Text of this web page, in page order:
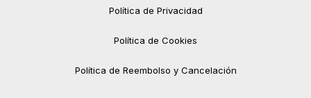
Política de Privacidad
Política de Cookies
Política de Reembolso y Cancelación